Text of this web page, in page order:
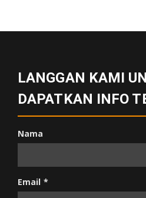
LANGGAN KAMI
DAPATKAN INFO
Nama
Email *